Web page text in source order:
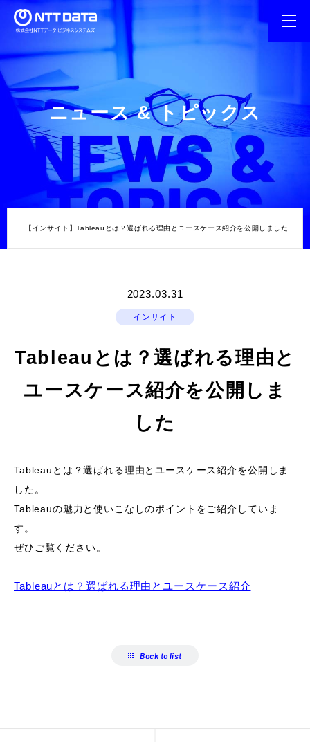
ニュース & トピックス
【インサイト】Tableauとは？選ばれる理由とユースケース紹介を公開しました
2023.03.31
インサイト
Tableauとは？選ばれる理由と
ユースケース紹介を公開しま
した
Tableauとは？選ばれる理由とユースケース紹介を公開しま
した。
Tableauの魅力と使いこなしのポイントをご紹介していま
す。
ぜひご覧ください。
Tableauとは？選ばれる理由とユースケース紹介
Back to list